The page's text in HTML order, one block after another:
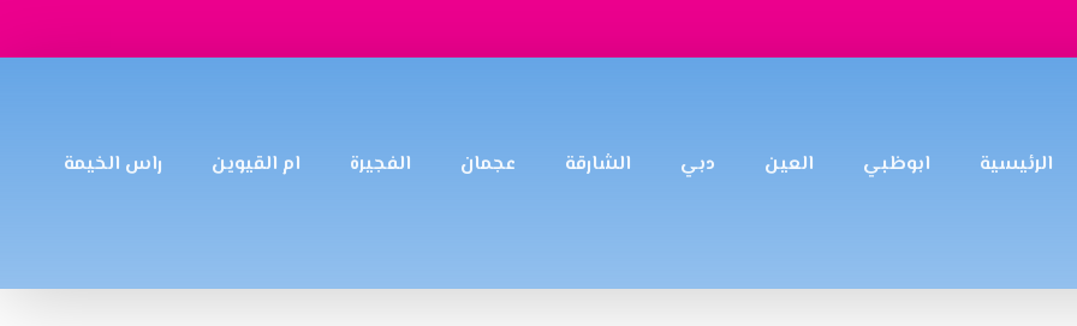
الرئيسية ابوظبي العين دبي الشارقة عجمان الفجيرة ام القيوين راس الخيمة